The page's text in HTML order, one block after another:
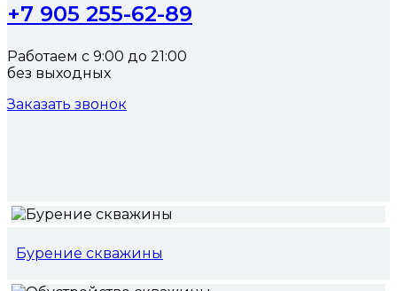
+7 905 255-62-89
Работаем с 9:00 до 21:00
без выходных
Заказать звонок
Бурение скважины